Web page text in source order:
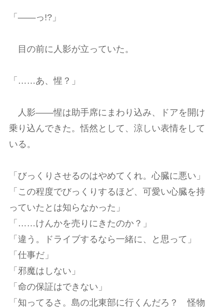
「――っ!?」
目の前に人影が立っていた。
「……あ、惺？」
人影――惺は助手席にまわり込み、ドアを開け
乗り込んできた。恬然として、涼しい表情をして
いる。
「びっくりさせるのはやめてくれ。心臓に悪い」
「この程度でびっくりするほど、可愛い心臓を持
っていたとは知らなかった」
「……けんかを売りにきたのか？」
「違う。ドライブするなら一緒に、と思って」
「仕事だ」
「邪魔はしない」
「命の保証はできない」
「知ってるさ。島の北東部に行くんだろ？ 怪物